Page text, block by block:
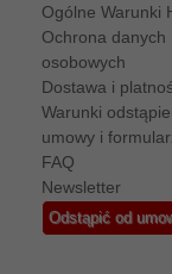
Ogólne Warunki
Ochrona danych
osobowych
Dostawa i
Warunki
umowy i
FAQ
Newsletter
Odstąpić od